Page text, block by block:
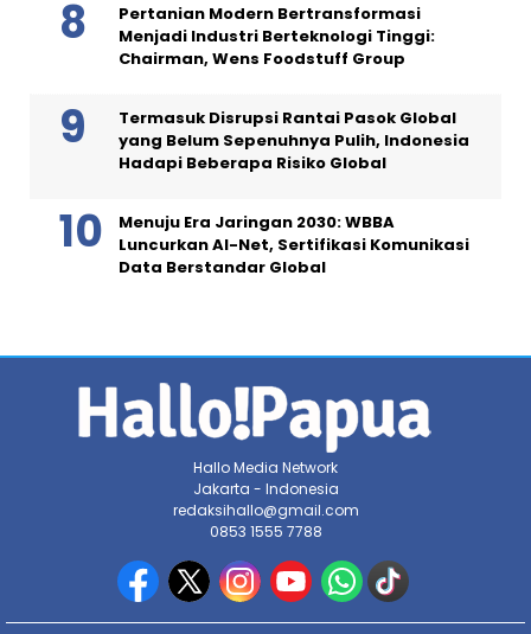
Pertanian Modern Bertransformasi
Menjadi Industri Berteknologi Tinggi:
Chairman, Wens Foodstuff Group
Termasuk Disrupsi Rantai Pasok Global
yang Belum Sepenuhnya Pulih, Indonesia
Hadapi Beberapa Risiko Global
Menuju Era Jaringan 2030: WBBA
Luncurkan AI-Net, Sertifikasi Komunikasi
Data Berstandar Global
Hallo Media Network
Jakarta - Indonesia
redaksihallo@gmail.com
0853 1555 7788